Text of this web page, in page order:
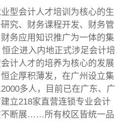
型会计人才培训为核心的生
究、财务课程开发、财务管
务应用知识推广为一体的集
企进入内地正式涉足会计培
计人才的培养为核心的发展
企厚积薄发，在广州设立集
多人，目前已在广东、广
立218家直营连锁专业会计
不断展……所有校区皆统一品